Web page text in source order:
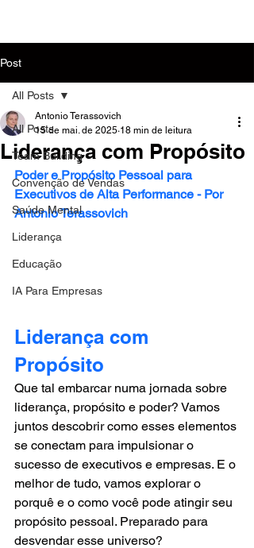
Post
All Posts
Team Building
Convenção de Vendas
Saúde Mental
Liderança
Educação
IA Para Empresas
All Posts
Liderança com Propósito
Antonio Terassovich
15 de mai. de 2025 18 min de leitura
Poder e Propósito Pessoal para
Executivos de Alta Performance - Por
Antonio Terassovich
Liderança com
Propósito
Que tal embarcar numa jornada sobre
liderança, propósito e poder? Vamos
juntos descobrir como esses elementos
se conectam para impulsionar o
sucesso de executivos e empresas. E o
melhor de tudo, vamos explorar o
porquê e o como você pode atingir seu
propósito pessoal. Preparado para
desvendar esse universo?